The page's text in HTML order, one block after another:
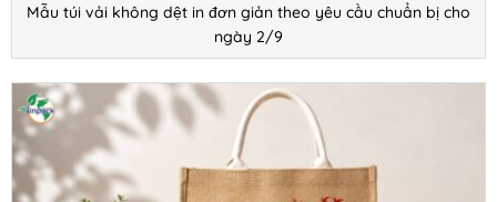
Mẫu túi vải không dệt in đơn giản theo yêu cầu chuẩn bị cho
ngày 2/9